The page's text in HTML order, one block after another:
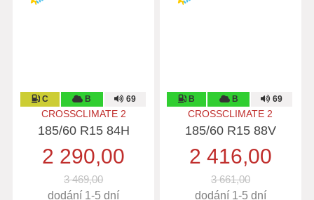
C B 69
CROSSCLIMATE 2
185/60 R15 84H
2 290,00
3 469,00
dodání 1-5 dní
B B 69
CROSSCLIMATE 2
185/60 R15 88V
2 416,00
3 661,00
dodání 1-5 dní